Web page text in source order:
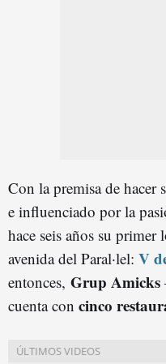
Con la premisa de hacer
e influenciado por la
hace seis años su primer
avenida del Paral·lel: V
entonces, Grup Amicks
cuenta con cinco